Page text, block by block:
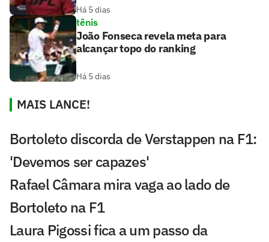
Há 5 dias
tênis
João Fonseca revela meta para
alcançar topo do ranking
Há 5 dias
MAIS LANCE!
Bortoleto discorda de Verstappen na F1:
'Devemos ser capazes'
Rafael Câmara mira vaga ao lado de
Bortoleto na F1
Laura Pigossi fica a um passo da